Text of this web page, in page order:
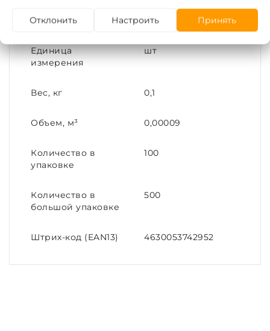
Ш/В/Г, мм
250х77х210
Единица
измерения
шт
Вес, кг 0,1
Объем, м³ 0,00009
Количество в
упаковке
100
Количество в
большой упаковке
500
Штрих-код (EAN13) 4630053742952
Отклонить Настроить Принять